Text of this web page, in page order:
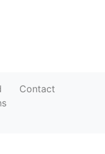
Contact